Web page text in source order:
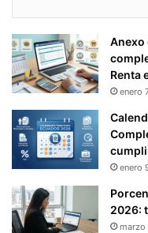
Anexo
Renta
enero
enero
2026:
marzo